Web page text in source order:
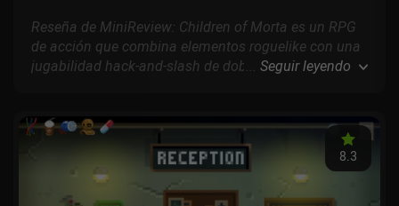
Reseña de MiniReview: Children of Morta es un RPG
de acción que combina elementos roguelike con una
jugabilidad hack-and-slash de doble stick, una
... Seguir leyendo
8.3